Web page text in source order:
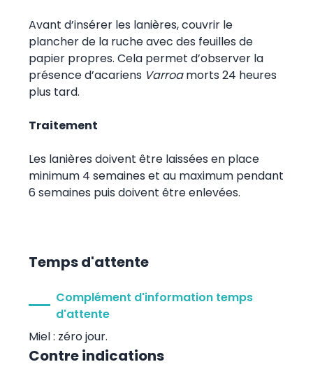
Avant d’insérer les lanières, couvrir le
plancher de la ruche avec des feuilles de
papier propres. Cela permet d’observer la
présence d’acariens Varroamorts 24 heures
plus tard.
Traitement
Les lanières doivent être laissées en place
minimum 4 semaines et au maximum pendant
6 semaines puis doivent être enlevées.
Temps d'attente
Complément d'information temps
d'attente
Miel : zéro jour.
Contre indications